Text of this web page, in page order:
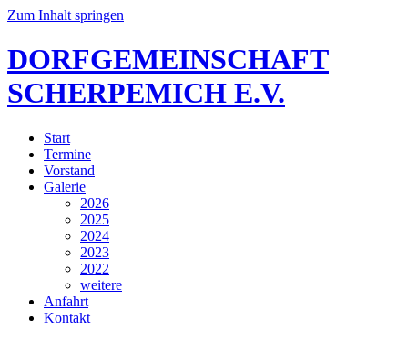
Zum Inhalt springen
DORFGEMEINSCHAFT
SCHERPEMICH E.V.
Start
Termine
Vorstand
Galerie
2026
2025
2024
2023
2022
weitere
Anfahrt
Kontakt